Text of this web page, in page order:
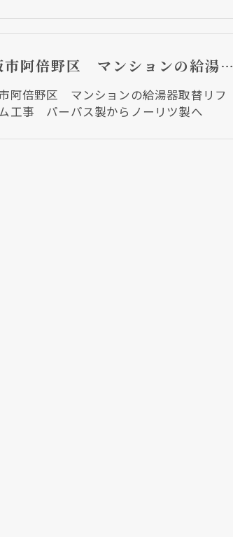
大阪市阿倍野区 マンションの給湯器取替リフォーム工事 パーパス製からノーリツ製へ
阿倍野区 マンションの給湯器取替リフ
工事 パーパス製からノーリツ製へ